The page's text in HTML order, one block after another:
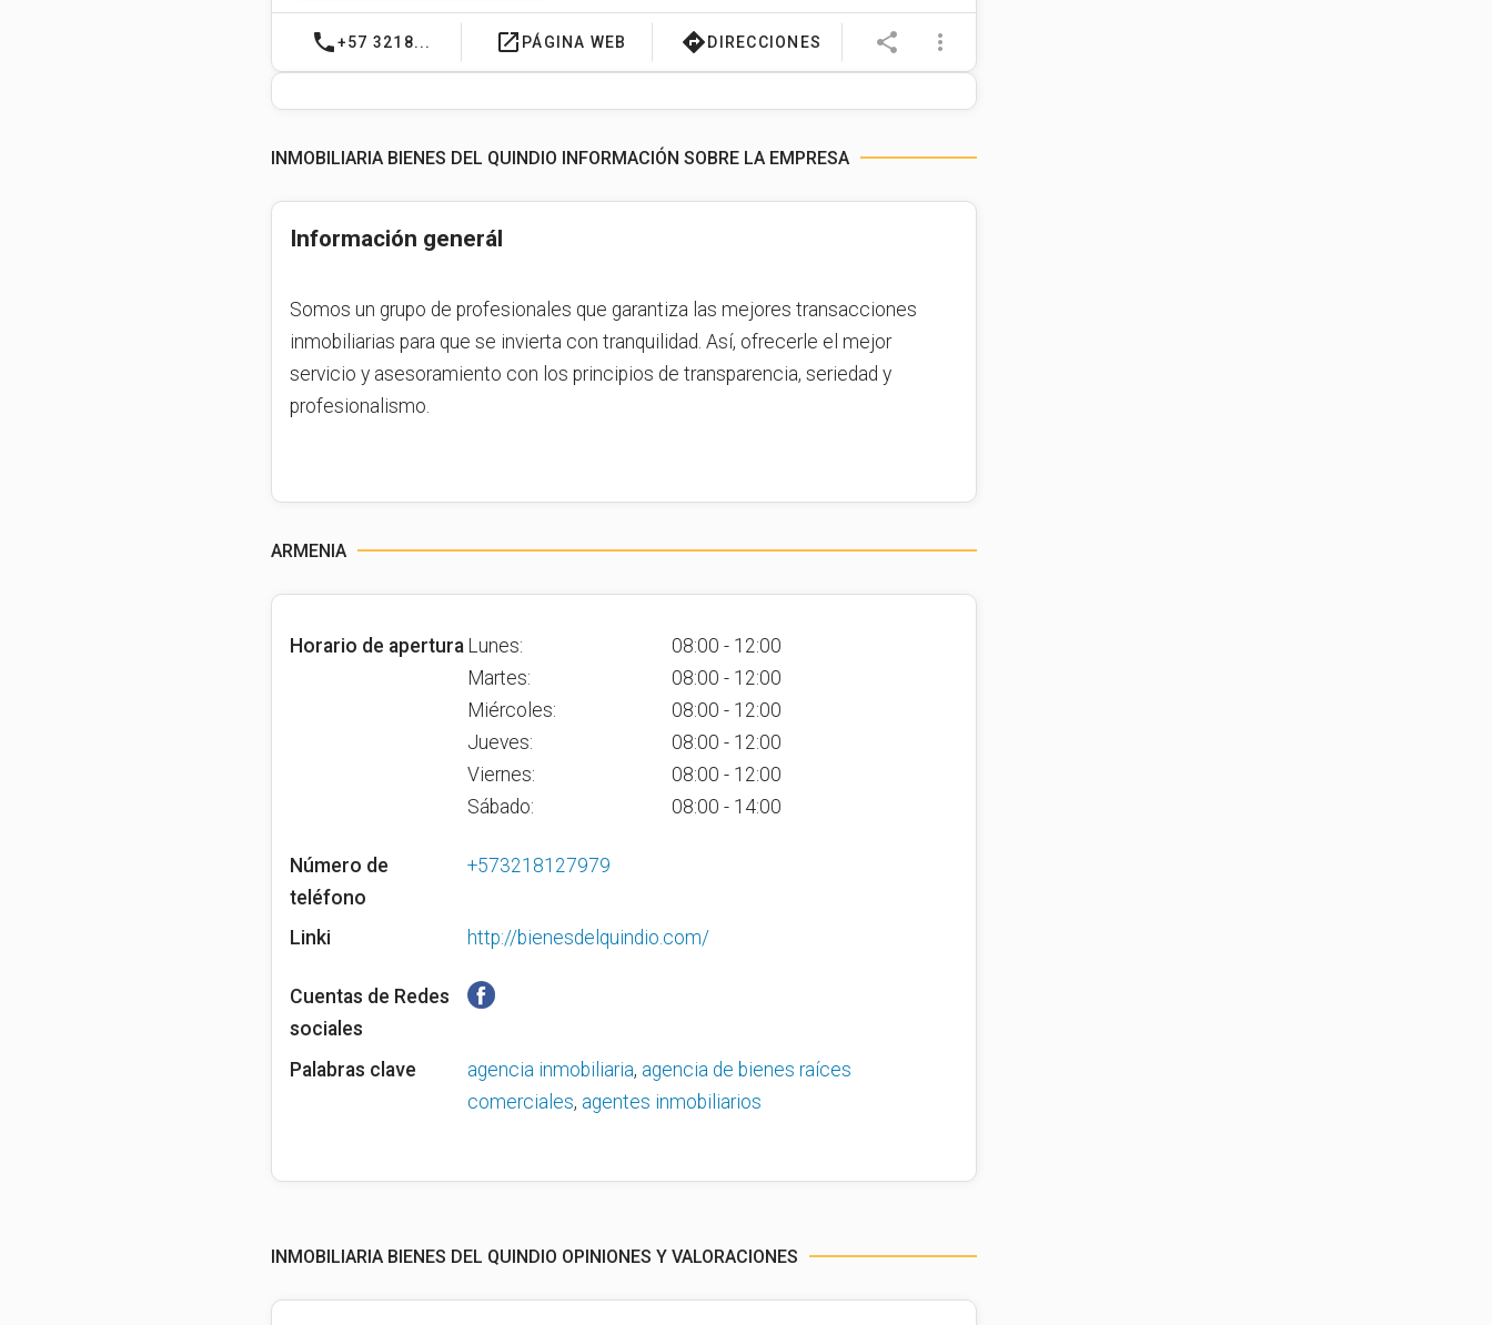
phone+57 3218... launch PÁGINA WEB directions DIRECCIONES share more_vert
INMOBILIARIA BIENES DEL QUINDIO INFORMACIÓN SOBRE LA EMPRESA
Información generál
Somos un grupo de profesionales que garantiza las mejores transacciones
inmobiliarias para que se invierta con tranquilidad. Así, ofrecerle el mejor
servicio y asesoramiento con los principios de transparencia, seriedad y
profesionalismo.
ARMENIA
Horario de apertura Lunes:
08:00 - 12:00
Martes:
08:00 - 12:00
Miércoles:
08:00 - 12:00
Jueves:
08:00 - 12:00
Viernes:
08:00 - 12:00
Sábado:
08:00 - 14:00
Número de
teléfono
+573218127979
Linki http://bienesdelquindio.com/
Cuentas de Redes
sociales
Palabras clave
agencia inmobiliaria, agencia de bienes raíces
comerciales, agentes inmobiliarios
INMOBILIARIA BIENES DEL QUINDIO OPINIONES Y VALORACIONES